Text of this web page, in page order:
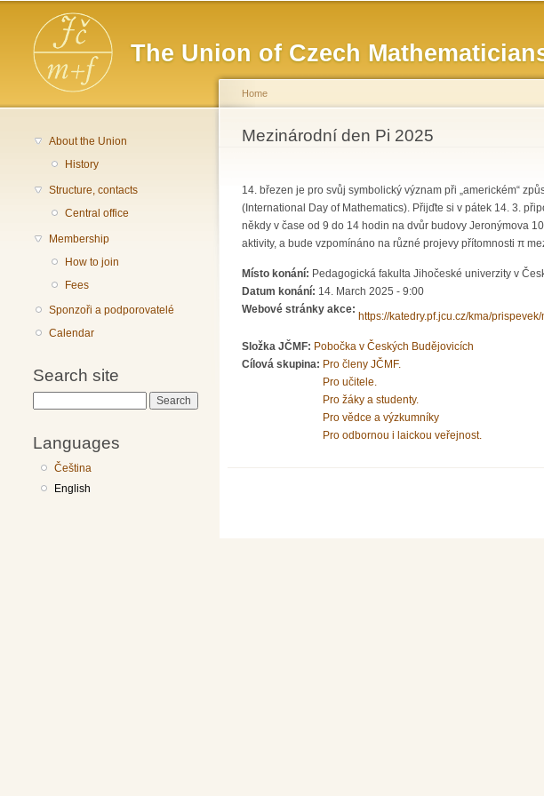
The Union of Czech
Main menu
About the Union
History
Structure, contacts
Central office
Membership
How to join
Fees
Sponzoři a podporovatelé
Calendar
Search site
Languages
Čeština
English
You are here
Home
Mezinárodní den Pi 2025
14. březen je pro svůj symbolický význam při „americkém“
(International Day of Mathematics). Přijďte si v pátek 14. 3.
někdy v čase od 9 do 14 hodin na dvůr budovy Jeronýmova
aktivity, a bude vzpomínáno na různé projevy přítomnosti π
Místo konání: Pedagogická fakulta Jihočeské univerzity v
Datum konání: 14. March 2025 - 9:00
Webové stránky akce:
https://katedry.pf.jcu.cz/kma/
Složka JČMF: Pobočka v Českých Budějovicích
Cílová skupina: Pro členy JČMF.
Pro učitele.
Pro žáky a studenty.
Pro vědce a výzkumníky
Pro odbornou i laickou veřejnost.